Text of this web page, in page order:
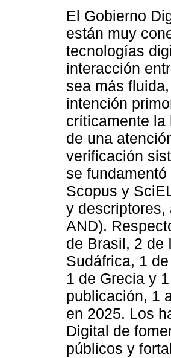
El Gobierno
están muy
tecnologías
interacción
sea más
intención
críticamente la
de una
verificación
se
Scopus y
y descriptores,
AND).
de Brasil, 2 de
Sudáfrica, 1
1 de Grecia y
publicación, 1
en 2025. Los
Digital de
públicos y